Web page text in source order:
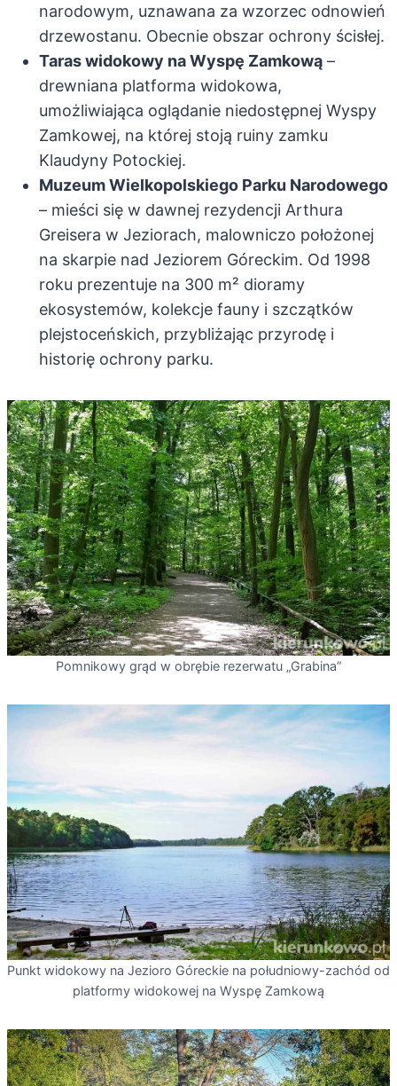
narodowym, uznawana za wzorzec odnowień
drzewostanu. Obecnie obszar ochrony ścisłej.
Taras widokowy na Wyspę Zamkową –
drewniana platforma widokowa,
umożliwiająca oglądanie niedostępnej Wyspy
Zamkowej, na której stoją ruiny zamku
Klaudyny Potockiej.
Muzeum Wielkopolskiego Parku Narodowego
– mieści się w dawnej rezydencji Arthura
Greisera w Jeziorach, malowniczo położonej
na skarpie nad Jeziorem Góreckim. Od 1998
roku prezentuje na 300 m² dioramy
ekosystemów, kolekcje fauny i szczątków
plejstoceńskich, przybliżając przyrodę i
historię ochrony parku.
Pomnikowy grąd w obrębie rezerwatu „Grabina”
Punkt widokowy na Jezioro Góreckie na południowy-zachód od
platformy widokowej na Wyspę Zamkową